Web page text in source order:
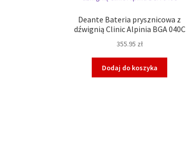
Deante Bateria prysznicowa z
dźwignią Clinic Alpinia BGA 040C
355.95 zł
Dodaj do koszyka